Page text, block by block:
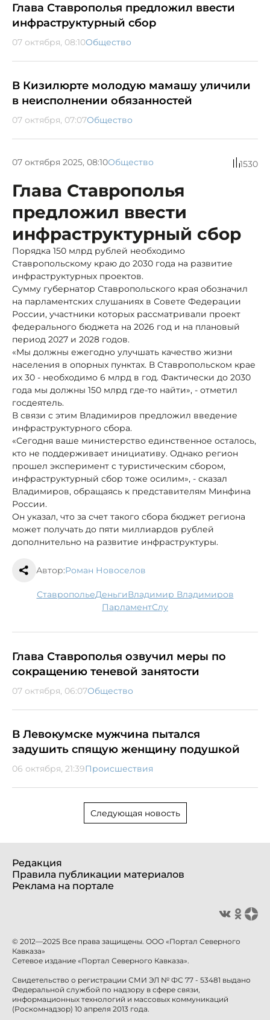
Глава Ставрополья предложил ввести
инфраструктурный сбор
07 октября, 08:10Общество
В Кизилюрте молодую мамашу уличили
в неисполнении обязанностей
07 октября, 07:07Общество
07 октября 2025, 08:10Общество 1530
Глава Ставрополья
предложил ввести
инфраструктурный сбор
Порядка 150 млрд рублей необходимо
Ставропольскому краю до 2030 года на развитие
инфраструктурных проектов.
Сумму губернатор Ставропольского края обозначил
на парламентских слушаниях в Совете Федерации
России, участники которых рассматривали проект
федерального бюджета на 2026 год и на плановый
период 2027 и 2028 годов.
«Мы должны ежегодно улучшать качество жизни
населения в опорных пунктах. В Ставропольском крае
их 30 - необходимо 6 млрд в год. Фактически до 2030
года мы должны 150 млрд где-то найти», - отметил
госдеятель.
В связи с этим Владимиров предложил введение
инфраструктурного сбора.
«Сегодня ваше министерство единственное осталось,
кто не поддерживает инициативу. Однако регион
прошел эксперимент с туристическим сбором,
инфраструктурный сбор тоже осилим», - сказал
Владимиров, обращаясь к представителям Минфина
России.
Он указал, что за счет такого сбора бюджет региона
может получать до пяти миллиардов рублей
дополнительно на развитие инфраструктуры.
Автор:Роман Новоселов
Ставрополье деньги Владимир Владимиров
парламент слу
Глава Ставрополья озвучил меры по
сокращению теневой занятости
07 октября, 06:07Общество
В Левокумске мужчина пытался
задушить спящую женщину подушкой
06 октября, 21:39Происшествия
Следующая новость
Редакция
Правила публикации материалов
Реклама на портале
© 2012—2025 Все права защищены. ООО «Портал Северного
Кавказа»
Сетевое издание «Портал Северного Кавказа».
Свидетельство о регистрации СМИ ЭЛ № ФС 77 - 53481 выдано
Федеральной службой по надзору в сфере связи,
информационных технологий и массовых коммуникаций
(Роскомнадзор) 10 апреля 2013 года.